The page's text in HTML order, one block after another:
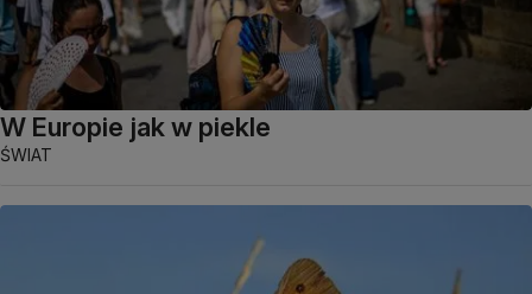
W Europie jak w piekle
ŚWIAT